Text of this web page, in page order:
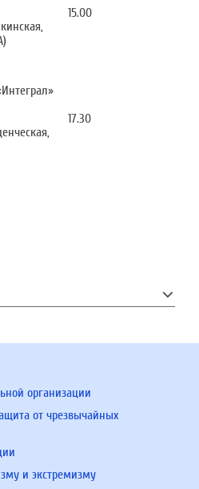
15.00
17.30
организации
от чрезвычайных
и экстремизму